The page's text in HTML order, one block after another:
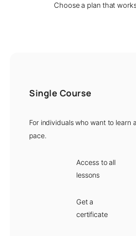
Choose a plan that
Single Course
For individuals who want to learn
pace.
Access to all
lessons
Get a
certificate